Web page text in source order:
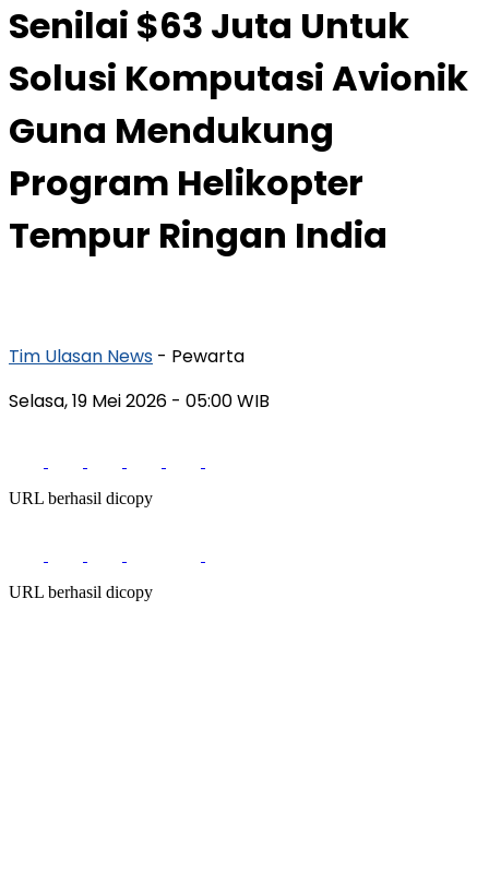
Senilai $63 Juta Untuk
Solusi Komputasi Avionik
Guna Mendukung
Program Helikopter
Tempur Ringan India
Tim Ulasan News - Pewarta
Selasa, 19 Mei 2026 - 05:00 WIB
URL berhasil dicopy
URL berhasil dicopy